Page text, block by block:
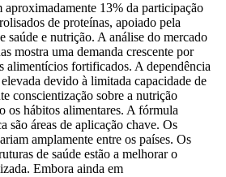
13% da participação
​​de proteínas, apoiado pela
saúde e nutrição. A análise do mercado
mostra uma demanda crescente por
alimentícios fortificados. A dependência
devido à limitada capacidade de
conscientização sobre a nutrição
os hábitos alimentares. A fórmula
são áreas de aplicação chave. Os
amplamente entre os países. Os
de saúde estão a melhorar o
Embora ainda em